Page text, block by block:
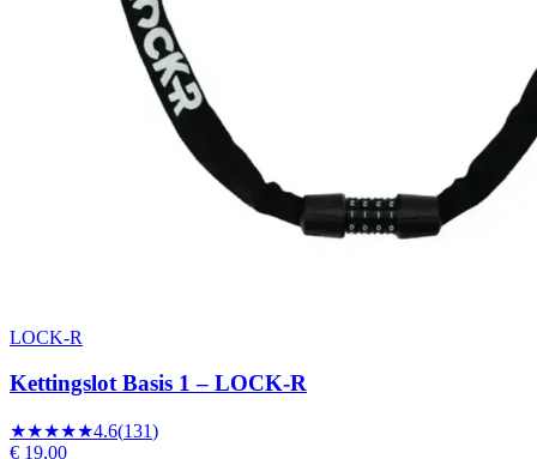
LOCK-R
Kettingslot Basis 1 – LOCK-R
★★★★★4.6(131)
€ 19,00